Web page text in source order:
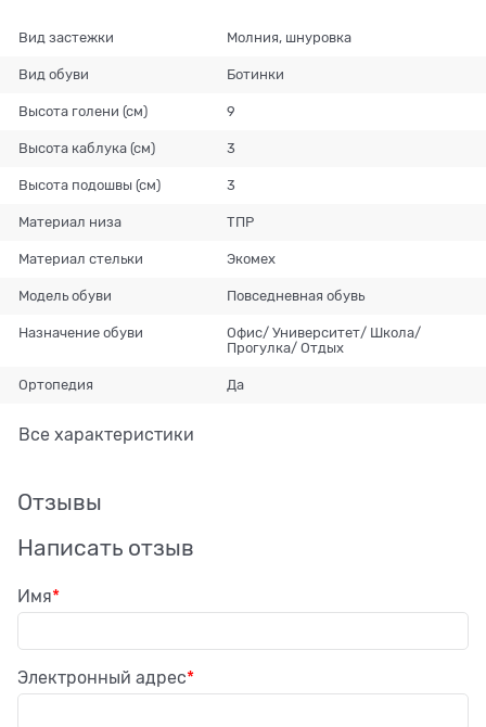
Вид застежки Молния, шнуровка
Вид обуви Ботинки
Высота голени (см) 9
Высота каблука (см) 3
Высота подошвы (см) 3
Материал низа ТПР
Материал стельки Экомех
Модель обуви Повседневная обувь
Назначение обуви
Офис/ Университет/ Школа/
Прогулка/ Отдых
Ортопедия Да
Все характеристики
Отзывы
Написать отзыв
Имя
Электронный адрес